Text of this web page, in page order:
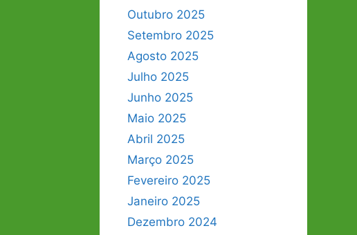
Outubro 2025
Setembro 2025
Agosto 2025
Julho 2025
Junho 2025
Maio 2025
Abril 2025
Março 2025
Fevereiro 2025
Janeiro 2025
Dezembro 2024